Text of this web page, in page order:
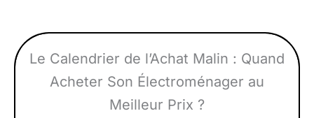
Le Calendrier de l’Achat Malin : Quand
Acheter Son Électroménager au
Meilleur Prix ?